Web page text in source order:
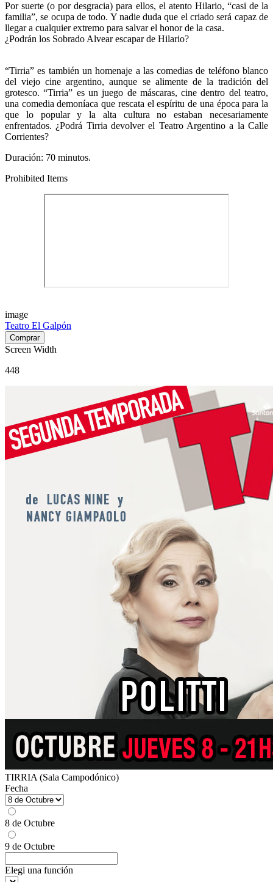
Por suerte (o por desgracia) para ellos, el atento Hilario, “casi de la
familia”, se ocupa de todo. Y nadie duda que el criado será capaz de
llegar a cualquier extremo para salvar el honor de la casa.
¿Podrán los Sobrado Alvear escapar de Hilario?
“Tirria” es también un homenaje a las comedias de teléfono blanco
del viejo cine argentino, aunque se alimente de la tradición del
grotesco. “Tirria” es un juego de máscaras, cine dentro del teatro,
una comedia demoníaca que rescata el espíritu de una época para la
que lo popular y la alta cultura no estaban necesariamente
enfrentados. ¿Podrá Tirria devolver el Teatro Argentino a la Calle
Corrientes?
Duración: 70 minutos.
Prohibited Items
image
Teatro El Galpón
Screen Width
448
TIRRIA (Sala Campodónico)
Fecha
8 de Octubre
9 de Octubre
Elegi una función